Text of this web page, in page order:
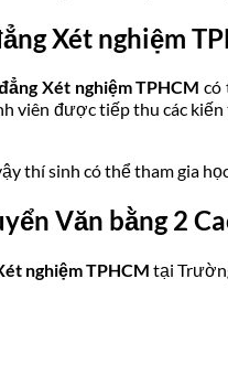
Xét nghiệm
Xét nghiệm TPHCM có
viên được tiếp thu các
thí sinh có thể tham gia
Văn bằng 2
nghiệmTPHCM tại